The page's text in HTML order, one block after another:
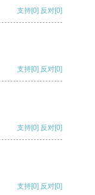
支持[0] 反对[0]
支持[0] 反对[0]
支持[0] 反对[0]
支持[0] 反对[0]